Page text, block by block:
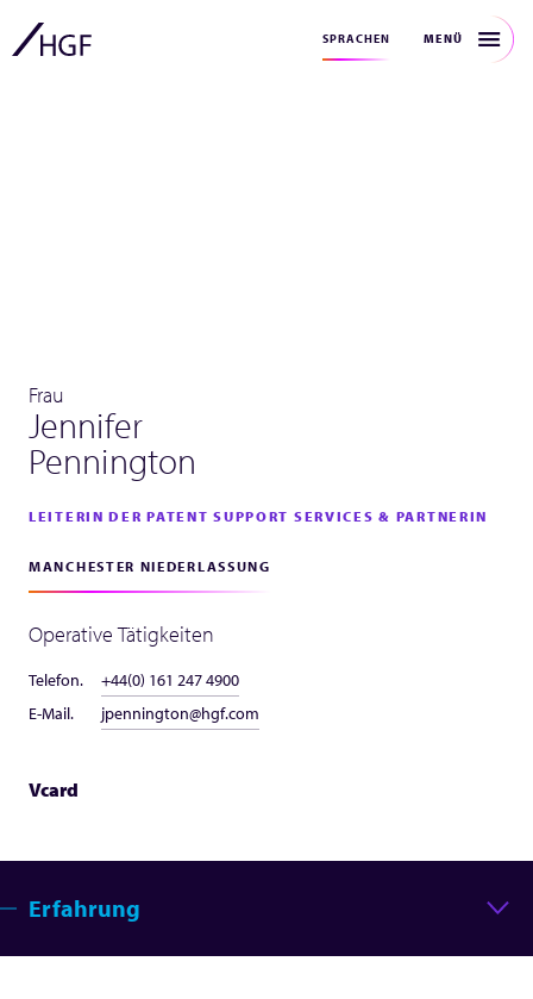
SPRACHEN MENÜ
Frau
Jennifer
Pennington
LEITERIN DER PATENT SUPPORT SERVICES & PARTNERIN
MANCHESTER NIEDERLASSUNG
Operative Tätigkeiten
Telefon.
+44(0) 161 247 4900
E-Mail.
jpennington@hgf.com
Vcard
Erfahrung